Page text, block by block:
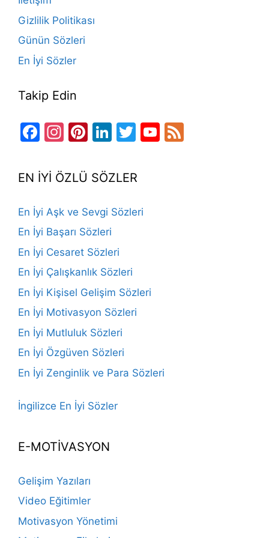
k
Gizlilik Politikası
Günün Sözleri
En İyi Sözler
Takip Edin
Facebook
Instagram
Pinterest
LinkedIn
TwitterYouTube
EN İYİ ÖZLÜ SÖZLER
En İyi Aşk ve Sevgi Sözleri
En İyi Başarı Sözleri
En İyi Cesaret Sözleri
En İyi Çalışkanlık Sözleri
En İyi Kişisel Gelişim Sözleri
En İyi Motivasyon Sözleri
En İyi Mutluluk Sözleri
En İyi Özgüven Sözleri
En İyi Zenginlik ve Para Sözleri
İngilizce En İyi Sözler
E-MOTİVASYON
Gelişim Yazıları
Video Eğitimler
Motivasyon Yönetimi